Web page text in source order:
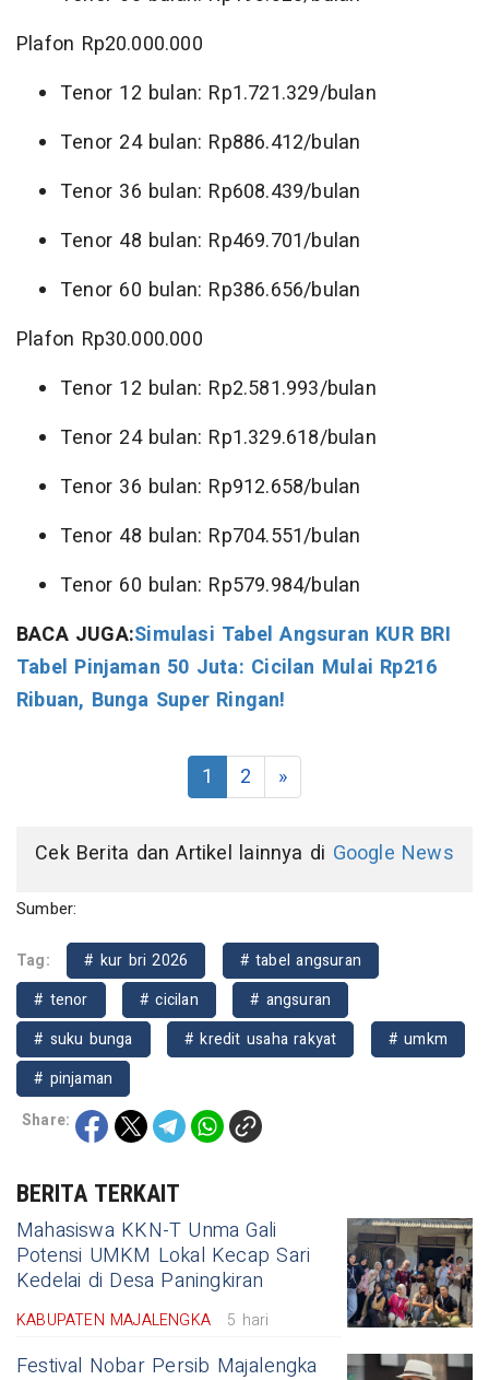
Plafon Rp20.000.000
Tenor 12 bulan: Rp1.721.329/bulan
Tenor 24 bulan: Rp886.412/bulan
Tenor 36 bulan: Rp608.439/bulan
Tenor 48 bulan: Rp469.701/bulan
Tenor 60 bulan: Rp386.656/bulan
Plafon Rp30.000.000
Tenor 12 bulan: Rp2.581.993/bulan
Tenor 24 bulan: Rp1.329.618/bulan
Tenor 36 bulan: Rp912.658/bulan
Tenor 48 bulan: Rp704.551/bulan
Tenor 60 bulan: Rp579.984/bulan
BACA JUGA:Simulasi Tabel Angsuran KUR BRI
Tabel Pinjaman 50 Juta: Cicilan Mulai Rp216
Ribuan, Bunga Super Ringan!
1 2 »
Cek Berita dan Artikel lainnya di Google News
Sumber:
Tag: # kur bri 2026
# tabel angsuran
# tenor
# cicilan
# angsuran
# suku bunga
# kredit usaha rakyat
# umkm
# pinjaman
Share:
BERITA TERKAIT
Mahasiswa KKN-T Unma Gali
Potensi UMKM Lokal Kecap Sari
Kedelai di Desa Paningkiran
KABUPATEN MAJALENGKA 5 hari
Festival Nobar Persib Majalengka